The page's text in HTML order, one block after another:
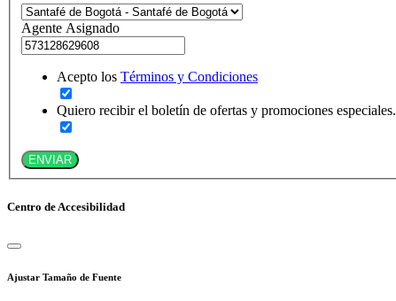
Agente Asignado
Acepto los Términos y Condiciones
Quiero recibir el boletín de ofertas y promociones especiales.
ENVIAR
Centro de Accesibilidad
Ajustar Tamaño de Fuente